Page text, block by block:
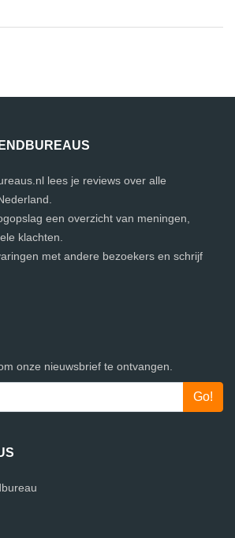
lees je reviews over alle
een overzicht van meningen,
klachten.
met andere bezoekers en schrijf
onze nieuwsbrief te ontvangen.